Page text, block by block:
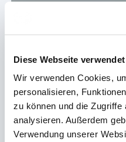
Diese Webseite
Wir verwenden Cookies,
personalisieren,
zu können und die
analysieren. Außerdem
Verwendung unserer
Formulare
Suchbegriff